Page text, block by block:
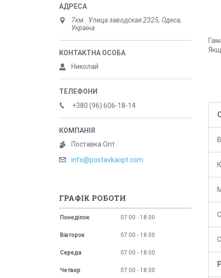
7км . Улица заводская 2325, Одеса,
Україна
Николай
+380 (96) 606-18-14
Поставка Опт
info@postavkaopt.com
ГРАФІК РОБОТИ
Понеділок 07:00 18:00
Вівторок 07:00 18:00
Середа 07:00 18:00
Четвер 07:00 18:00